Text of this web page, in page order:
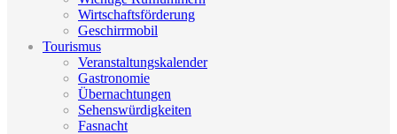
Wirtschaftsförderung
Geschirrmobil
Tourismus
Veranstaltungskalender
Gastronomie
Übernachtungen
Sehenswürdigkeiten
Fasnacht